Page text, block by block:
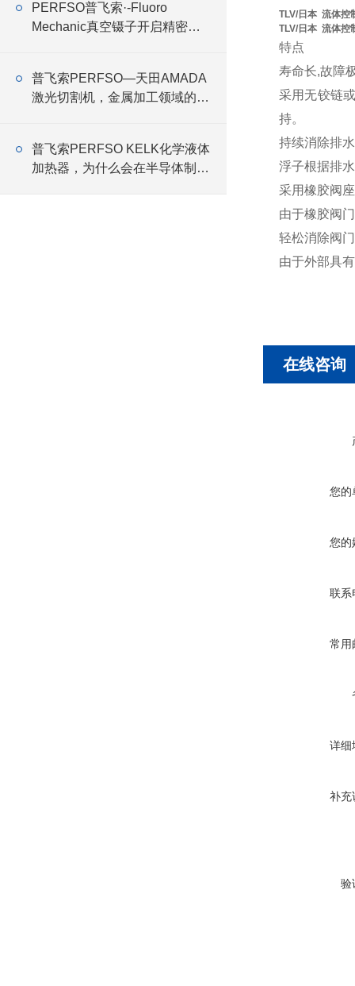
PERFSO普飞索·-Fluoro
Mechanic真空镊子开启精密操
普飞索PERFSO—天田AMADA
激光切割机，金属加工领域的设
普飞索PERFSO KELK化学液体
加热器，为什么会在半导体制造
TLV/日本 流体控
TLV/日本 流体控
特点
寿命长,故障
采用无铰链
持。
持续消除排
浮子根据排
采用橡胶阀
由于橡胶阀
轻松消除阀
由于外部具
在线咨询
您的
您的
联系
常用
详细
补充
验